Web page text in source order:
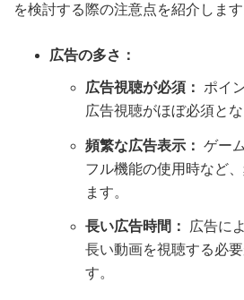
を検討する際の注意点を紹介します
広告の多さ：
広告視聴が必須：
ポイ
広告視聴がほぼ必須とな
頻繁な広告表示： ゲー
フル機能の使用時など
ます。
長い広告時間：
広告に
長い動画を視聴する必
す。